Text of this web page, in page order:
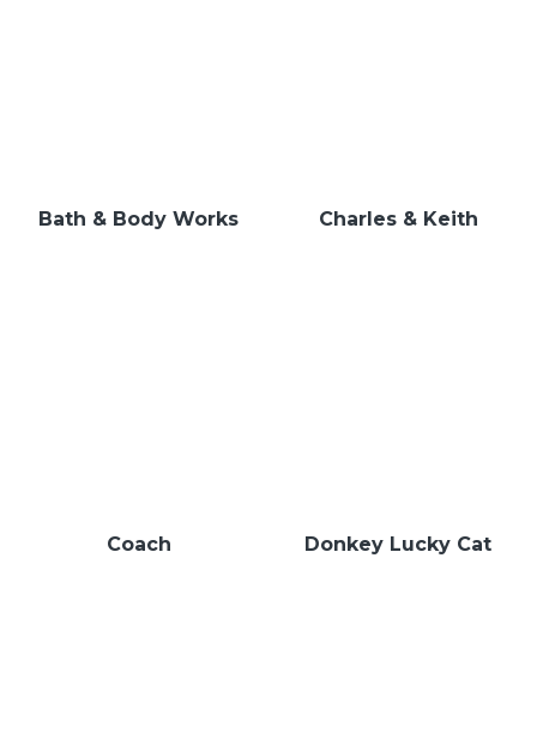
Bath & Body Works Charles & Keith
Coach Donkey Lucky Cat